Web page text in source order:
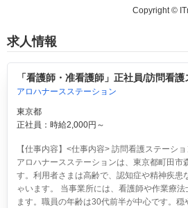
Copyright ©
求人情報
「看護師・准看護師」正社員/訪問看
アロハナースステーション
東京都
正社員：時給2,000円～
【仕事内容】<仕事内容> 訪問看護ステーシ
アロハナースステーションは、東京都町田市
す。利用者さまは高齢で、認知症や精神疾患
ゃいます。 当事業所には、看護師や作業療
ます。職員の年齢は30代前半が中心です。